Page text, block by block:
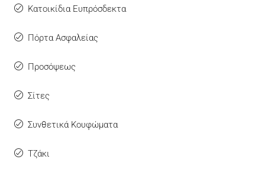
Κατοικίδια Ευπρόσδεκτα
Πόρτα Ασφαλείας
Προσόψεως
Σίτες
Συνθετικά Κουφώματα
Τζάκι